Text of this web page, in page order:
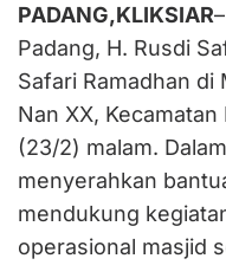
PADANG,KLIKSIAR
Padang, H. Rusdi
Safari Ramadhan di
Nan XX,
(23/2) malam.
menyerahkan
mendukung
operasional masjid